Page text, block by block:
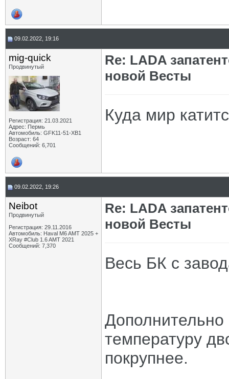
09.02.2022, 19:16
mig-quick
Продвинутый
Регистрация: 21.03.2021
Адрес: Пермь
Автомобиль: GFK11-51-ХВ1
Возраст: 64
Сообщений: 6,701
Re: LADA
новой Весты
Куда мир
09.02.2022, 19:26
Neibot
Продвинутый
Регистрация: 29.11.2016
Автомобиль: Haval M6 AMT 2025 +
XRay #Club 1.6 AMT 2021
Сообщений: 7,370
Re: LADA
новой Весты
Весь БК с
температуру
покрупнее.